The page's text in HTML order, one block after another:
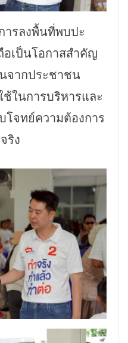
ารลงพื้นที่พบปะ
เป็นโอกาสสำคัญ
จากประชาชน
ในการบริหารและ
จทย์ความต้องการ
ริง